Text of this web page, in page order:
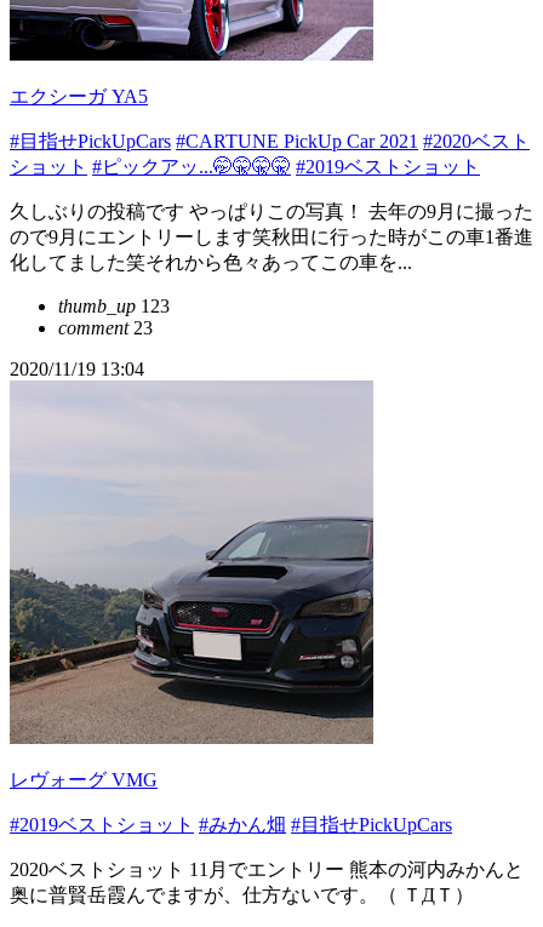
エクシーガ YA5
#目指せPickUpCars #CARTUNE PickUp Car 2021 #2020ベスト
ショット #ピックアッ...🤭🤫🤫🤫 #2019ベストショット
久しぶりの投稿です やっぱりこの写真！ 去年の9月に撮った
ので9月にエントリーします笑秋田に行った時がこの車1番進
化してました笑それから色々あってこの車を...
thumb_up 123
comment23
2020/11/19 13:04
レヴォーグ VMG
#2019ベストショット #みかん畑 #目指せPickUpCars
2020ベストショット 11月でエントリー 熊本の河内みかんと
奥に普賢岳霞んでますが、仕方ないです。（ ＴДＴ）